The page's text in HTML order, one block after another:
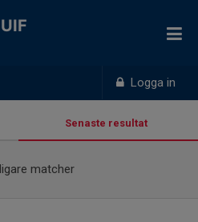
Logga in
Senaste resultat
matcher